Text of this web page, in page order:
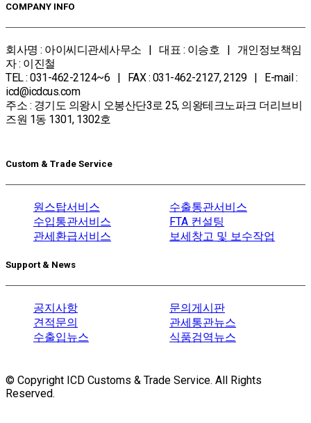
COMPANY INFO
회사명 : 아이씨디관세사무소 | 대표 : 이승호 | 개인정보책임
자 : 이진철
TEL : 031-462-2124~6 | FAX : 031-462-2127, 2129 | E-mail :
icd@icdcus.com
주소 : 경기도 의왕시 오봉산단3로 25, 의왕테크노파크 더리브비
즈원 1동 1301, 1302호
Custom & Trade Service
원스탑서비스
수출통관서비스
수입통관서비스
FTA 컨설팅
관세환급서비스
보세창고 및 보수작업
Support & News
공지사항
문의게시판
견적문의
관세통관뉴스
수출입뉴스
식품검역뉴스
© Copyright ICD Customs & Trade Service. All Rights
Reserved.